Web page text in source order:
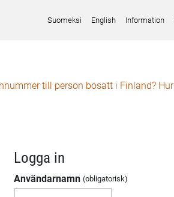
Suomeksi English Information
till person bosatt i Finland? Hur
Logga in
Användarnamn